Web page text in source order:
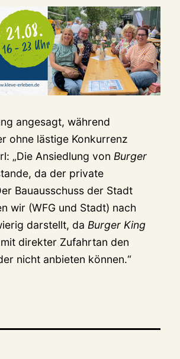
angesagt, während
ohne lästige Konkurrenz
„Die Ansiedlung von Burger
da der private
Bauausschuss der Stadt
wir (WFG und Stadt) nach
darstellt, da Burger King
direkter Zufahrtan den
nicht anbieten können.“